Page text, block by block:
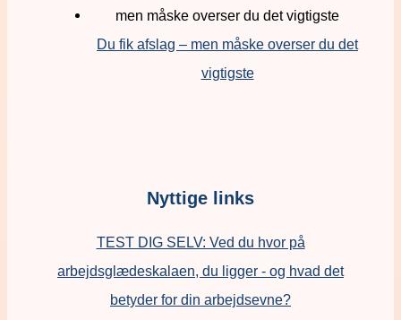
Du fik afslag – men måske overser du det
vigtigste
Nyttige links
TEST DIG SELV: Ved du hvor på
arbejdsglædeskalaen, du ligger - og hvad det
betyder for din arbejdsevne?